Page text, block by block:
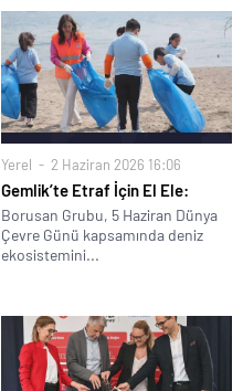
Yerel 2 Haziran 2026 16:06
Gemlik’te Etraf İçin El Ele:
Borusan Grubu, 5 Haziran Dünya
Çevre Günü kapsamında deniz
ekosistemini...